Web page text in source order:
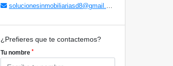
solucionesinmobiliariasd8@gmail.com
¿Prefieres que te contactemos?
Tu nombre *